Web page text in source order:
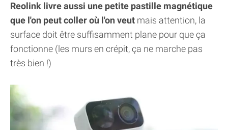
Reolink livre aussi une petite pastille magnétique
que l'on peut coller où l'on veut mais attention, la
surface doit être suffisamment plane pour que ça
fonctionne (les murs en crépit, ça ne marche pas
très bien !)